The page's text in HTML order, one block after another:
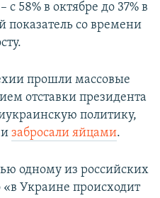
58% в октябре до 37% в
со времени
прошли массовые
отставки президента
политику,
забросали яйцами.
одному из российских
«в Украине происходит